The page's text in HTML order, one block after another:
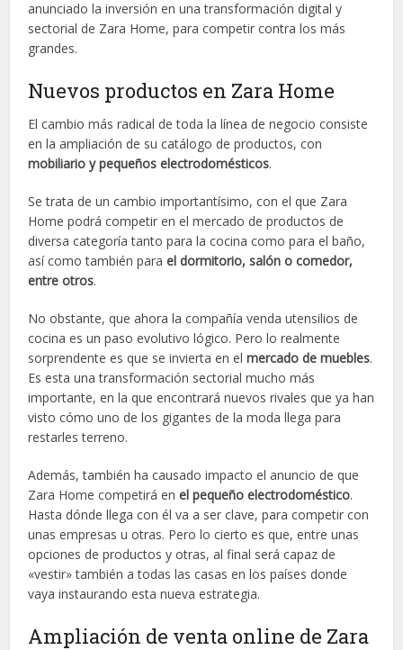
anunciado la inversión en una transformación digital y
sectorial de Zara Home, para competir contra los más
grandes.
Nuevos productos en Zara Home
El cambio más radical de toda la línea de negocio consiste
en la ampliación de su catálogo de productos, con
mobiliario y pequeños electrodomésticos.
Se trata de un cambio importantísimo, con el que Zara
Home podrá competir en el mercado de productos de
diversa categoría tanto para la cocina como para el baño,
así como también parael dormitorio, salón o comedor,
entre otros.
No obstante, que ahora la compañía venda utensilios de
cocina es un paso evolutivo lógico. Pero lo realmente
sorprendente es que se invierta en elmercado de muebles.
Es esta una transformación sectorial mucho más
importante, en la que encontrará nuevos rivales que ya han
visto cómo uno de los gigantes de la moda llega para
restarles terreno.
Además, también ha causado impacto el anuncio de que
Zara Home competirá enel pequeño electrodoméstico.
Hasta dónde llega con él va a ser clave, para competir con
unas empresas u otras. Pero lo cierto es que, entre unas
opciones de productos y otras, al final será capaz de
«vestir» también a todas las casas en los países donde
vaya instaurando esta nueva estrategia.
Ampliación de venta online de Zara